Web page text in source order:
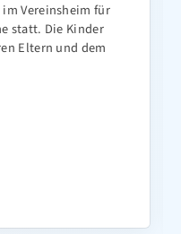
Vereinsheim für
statt. Die Kinder
Eltern und dem